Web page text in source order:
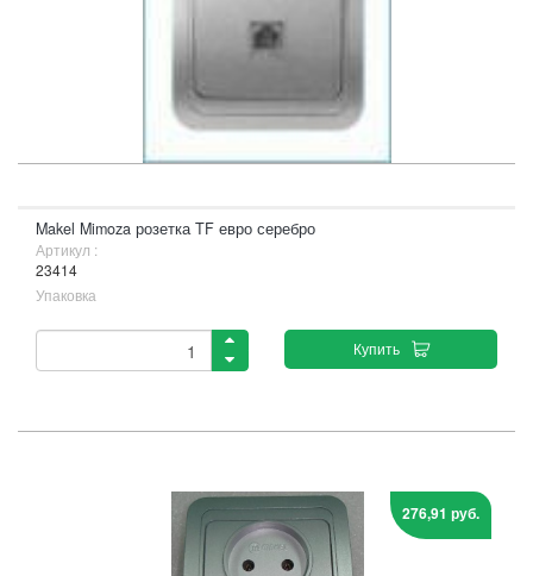
Makel Mimoza розетка TF евро серебро
Артикул :
23414
Упаковка
Купить
276,91 руб.